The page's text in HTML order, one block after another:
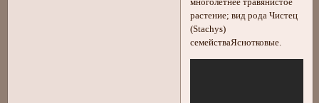
многолетнее травянистое
растение; вид рода Чистец
(Stachys)
семействаЯснотковые.